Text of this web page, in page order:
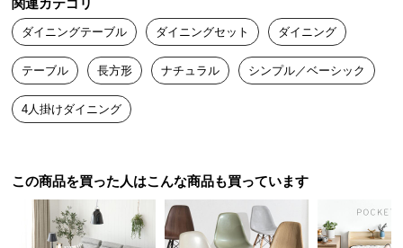
中
型
商
品
配
つ
て
関連カテゴリ
ダイニングテーブル ダイニングセット ダイニング
テーブル 長方形 ナチュラル シンプル／ベーシック
4人掛けダイニング
この商品を買った人はこんな商品も買っています